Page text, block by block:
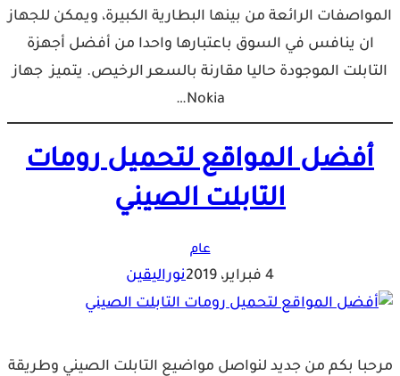
المواصفات الرائعة من بينها البطارية الكبيرة، ويمكن للجهاز
ان ينافس في السوق باعتبارها واحدا من أفضل أجهزة
التابلت الموجودة حاليا مقارنة بالسعر الرخيص. يتميز جهاز
Nokia…
أفضل المواقع لتحميل رومات
التابلت الصيني
عام
4 فبراير، 2019 نوراليقين
مرحبا بكم من جديد لنواصل مواضيع التابلت الصيني وطريقة